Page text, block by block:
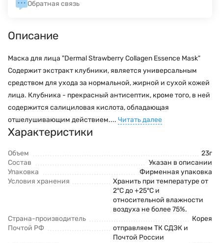
Обратная связь
Описание
Маска для лица "Dermal Strawberry Collagen Essence Mask"
Содержит экстракт клубники, является универсальным
средством для ухода за нормальной, жирной и сухой кожей
лица. Клубника - прекрасный антисептик, кроме того, в ней
содержится салициловая кислота, обладающая
отшелушивающим действием.... Читать далее
Характеристики
Объем
23г
Состав
Указан в описании
Упаковка
Фирменная упаковка
Условия хранения
Хранить при температуре от
2°С до +25°С и
относительной влажности
воздуха не более 75%.
Страна-производитель
Корея
Почтой РФ
отправляем ТК СДЭК и
Почтой России